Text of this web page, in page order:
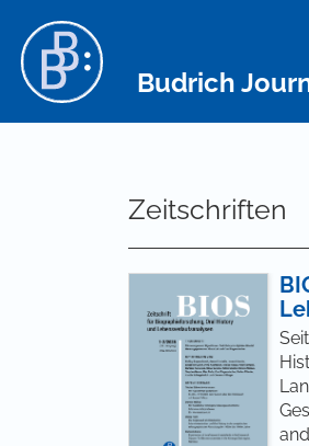
Hauptinhalt
Sidebar
Budrich
Zeitschriften